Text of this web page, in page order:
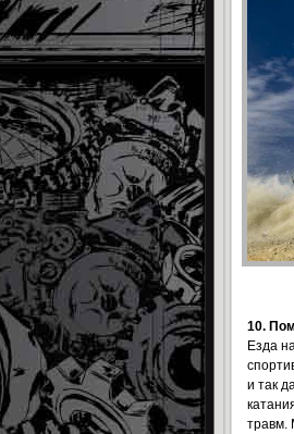
10.
Езда
и так
травм.